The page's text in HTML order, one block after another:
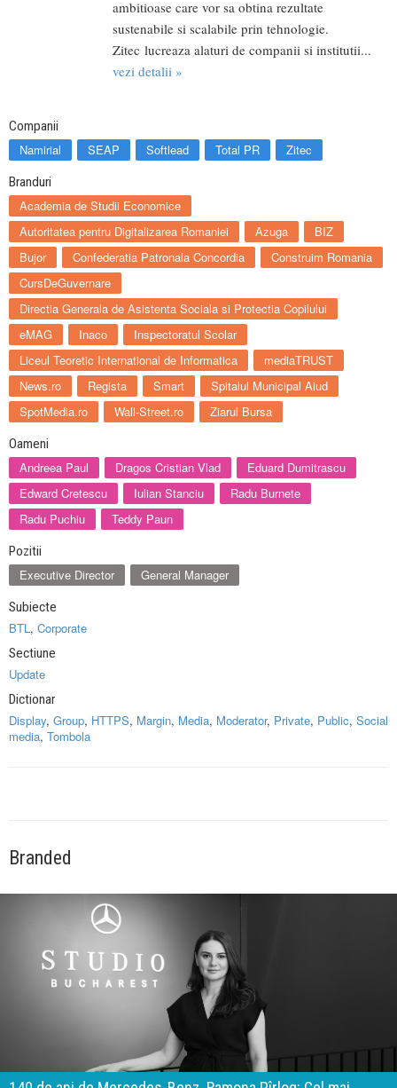
ambitioase care vor sa obtina rezultate
sustenabile si scalabile prin tehnologie.
Zitec lucreaza alaturi de companii si institutii...
vezi detalii »
Companii
Namirial SEAP Softlead Total PR Zitec
Branduri
Academia de Studii Economice
Autoritatea pentru Digitalizarea Romaniei
Azuga
BIZ
Bujor
Confederatia Patronala Concordia
Construim Romania
CursDeGuvernare
Directia Generala de Asistenta Sociala si Protectia Copilului
eMAG
Inaco
Inspectoratul Scolar
Liceul Teoretic International de Informatica
mediaTRUST
News.ro
Regista Smart
Spitalul Municipal Aiud
SpotMedia.ro
Wall-Street.ro Ziarul Bursa
Oameni
Andreea Paul Dragos Cristian Vlad
Eduard Dumitrascu
Edward Cretescu
Iulian Stanciu
Radu Burnete
Radu Puchiu
Teddy Paun
Pozitii
Executive Director General Manager
Subiecte
BTL , Corporate
Sectiune
Update
Dictionar
Display, Group, HTTPS, Margin, Media, Moderator, Private, Public, Social
media, Tombola
Branded